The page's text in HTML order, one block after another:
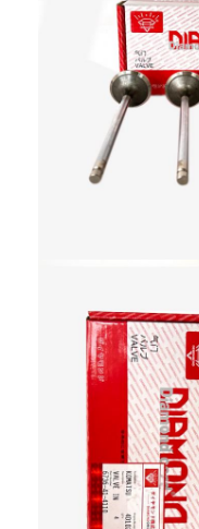
Dom
Produkty
Pokaz VR
o nas